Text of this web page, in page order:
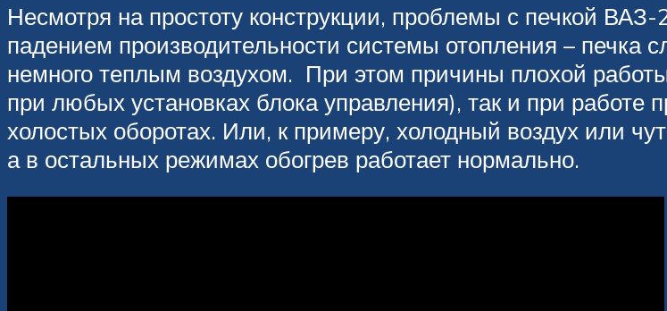
Несмотря на простоту конструкции, проблемы с печкой
падением производительности системы отопления – печка
немного теплым воздухом. При этом причины плохой
при любых установках блока управления), так и при
холостых оборотах. Или, к примеру, холодный воздух или
а в остальных режимах обогрев работает нормально.